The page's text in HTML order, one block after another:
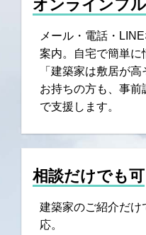
オンラインフ
メール・電話・
案内。自宅で簡単に
「建築家は敷居が
お持ちの方も、事前
で支援します。
相談だけでも可
建築家のご紹介だ
応。